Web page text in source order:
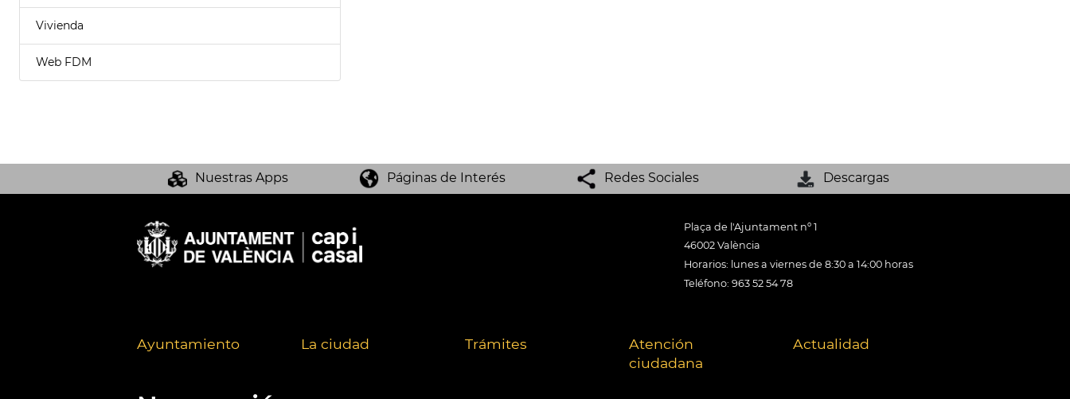
Vivienda
Web FDM
Nuestras Apps Páginas de Interés Redes Sociales Descargas
Plaça de l'Ajuntament nº 1
46002 València
Horarios: lunes a viernes de 8:30 a 14:00 horas
Teléfono: 963 52 54 78
Ayuntamiento La ciudad Trámites
Atención
ciudadana
Actualidad